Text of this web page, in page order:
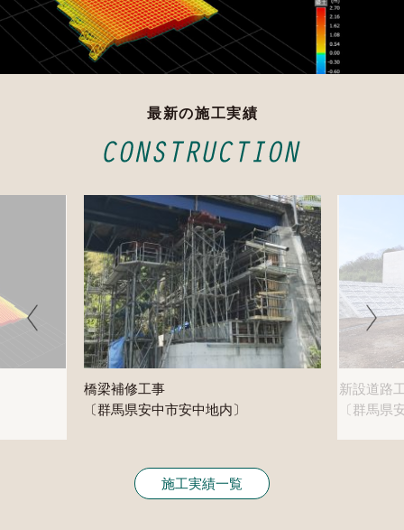
最新の施工実績
橋梁補修工事
〔群馬県安中市安中地内〕
新設道路
〔群馬県
施工実績一覧